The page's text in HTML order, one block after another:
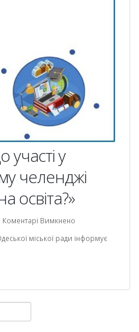
у
челенджі
освіта?»
Коментарі Вимкнено
до
челенджі
міської ради інформує